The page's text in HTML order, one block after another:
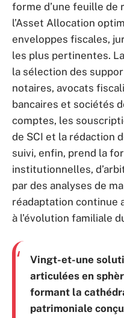
forme d’une feuille
l’Asset Allocation
enveloppes fiscales,
les plus pertinentes.
la sélection des
notaires, avocats
bancaires et sociétés
comptes, les
de SCI et la rédaction
suivi, enfin, prend la
institutionnelles,
par des analyses de
réadaptation continue
à l’évolution familiale
Vingt-et-une
articulées en
formant la
patrimoniale